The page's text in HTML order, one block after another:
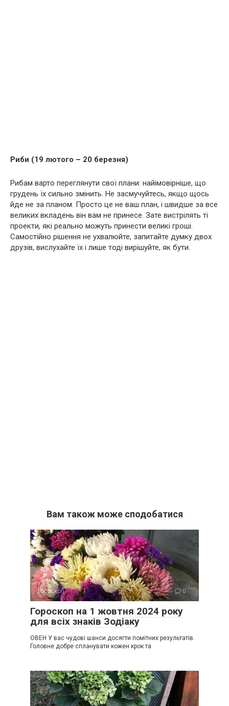
Риби (19 лютого – 20 березня)
Рибам варто переглянути свої плани: найімовірніше, що
грудень їх сильно змінить. Не засмучуйтесь, якщо щось
йде не за планом. Просто це не ваш план, і швидше за все
великих вкладень він вам не принесе. Зате вистрілять ті
проекти, які реально можуть принести великі гроші.
Самостійно рішення не ухвалюйте, запитайте думку двох
друзів, вислухайте їх і лише тоді вирішуйте, як бути.
Вам також може сподобатися
Гороскоп 0
Гороскоп на 1 жовтня 2024 року
для всіх знаків Зодіаку
ОВЕН У вас чудові шанси досягти помітних результатів.
Головне добре спланувати кожен крок та